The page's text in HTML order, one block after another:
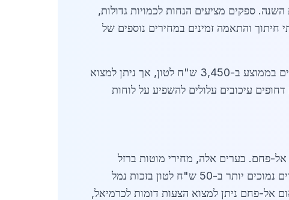
חלה ירידה קלה של 2% במחירים לעומת תחילת השנה. ספקים מציעים הנחות לכמויות גדולות,
שירותי חיתוך והתאמה זמינים במחירים נוספים של
באזור כרמיאל, התחרות בין ספקים גבוהה, מה שמוביל למחירים תחרותיים. לדוגמה, מוטות 12 מ"מ נמכרים בממוצע ב-3,450 ש"ח לטון, אך ניתן למצוא
דחופים עיכובים עלולים להשפיע על לוחות
פחם. בערים אלה, מחירי מוטות ברזל
המחירים נמוכים יותר ב-50 ש"ח לטון בזכות נמל
אל-פחם ניתן למצוא הצעות דומות לכרמיאל,